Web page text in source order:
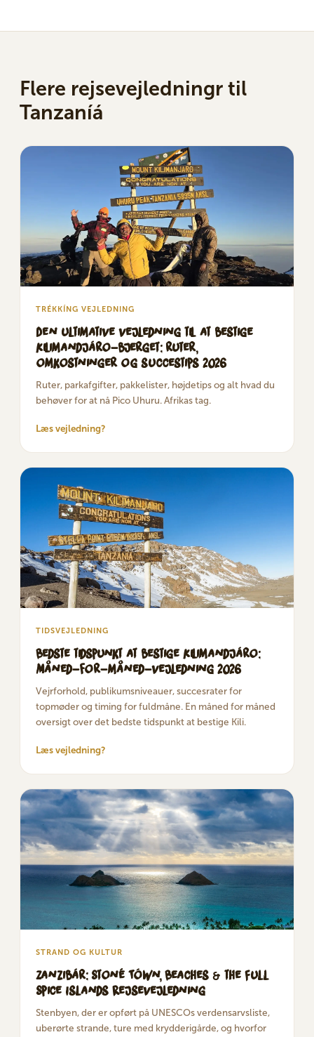
Flere rejsevejledningr til
Tanzaníá
TRÉKKÍNG VEJLEDNING
Den ultimative vejledning til at bestige
Kilimandjáro-bjerget: ruter,
omkostninger og succestips 2026
Ruter, parkafgifter, pakkelister, højdetips og alt hvad du
behøver for at nå Pico Uhuru. Afrikas tag.
Læs vejledning?
TIDSVEJLEDNING
Bedste tidspunkt at bestige Kilimandjáro:
Måned-for-måned-vejledning 2026
Vejrforhold, publikumsniveauer, succesrater for
topmøder og timing for fuldmåne. En måned for måned
oversigt over det bedste tidspunkt at bestige Kili.
Læs vejledning?
STRAND OG KULTUR
Zanzibár: Stoné Tówn, Beaches & the Full
Spice Islands Rejsevejledning
Stenbyen, der er opført på UNESCOs verdensarvsliste,
uberørte strande, ture med krydderigårde, og hvorfor